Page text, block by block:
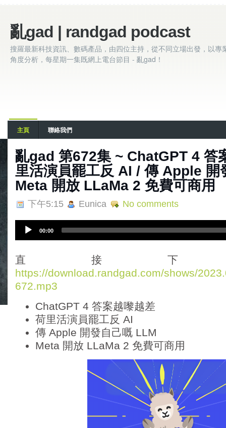
亂gad | randgad podcast
搜羅最新科技資訊、數碼產品，由四位主持，從不同立場出發，以專
角度分析，每星期一集既網上電台節目 - 亂gad！
主頁 聯絡我們
亂‌‌‌gad‌‌‌ ‌‌‌‌‌第‌‌‌672集 ~ ChatGPT 4 答
里活演員罷工反 AI / 傳 Apple 開
Meta 開放 LLaMa 2 免費可商用
下午5:15 Eunica No comments
i
o
P
l
00:00
直接
https://download.randgad.com/shows/
672.mp3
ChatGPT 4 答案越嚟越差
荷里活演員罷工反 AI
傳 Apple 開發自己嘅 LLM
Meta 開放 LLaMa 2 免費可商用